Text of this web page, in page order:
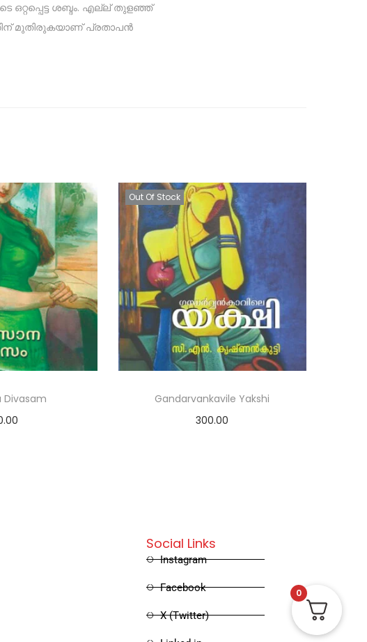
ഒറ്റപ്പെട്ട ശബ്ദം. എല്ല് തുളഞ്ഞ്
മുതിരുകയാണ് പ്രതാപൻ
Divasam
Out Of Stock
Gandarvankavile Yakshi
300.00
Social Links
Instagram
Facebook
X (Twitter)
0